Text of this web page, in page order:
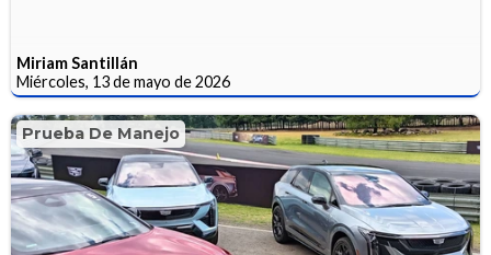
Miriam Santillán
Miércoles, 13 de mayo de 2026
Prueba De Manejo